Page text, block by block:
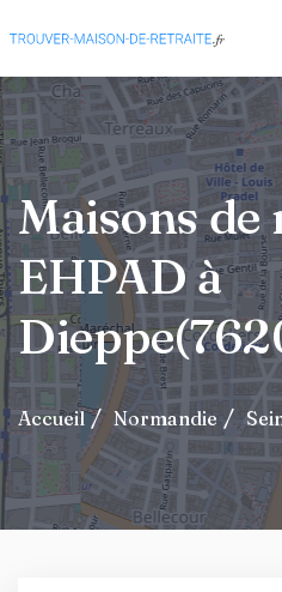
Maisons
EHPAD à
Accueil Normandie